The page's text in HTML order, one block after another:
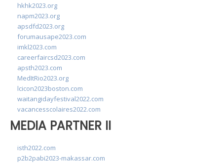
hkhk2023.org
napm2023.org
apsdfd2023.org
forumausape2023.com
imkl2023.com
careerfaircsd2023.com
apsth2023.com
MedItRio2023.org
lcicon2023boston.com
waitangidayfestival2022.com
vacancesscolaires2022.com
MEDIA PARTNER II
isth2022.com
p2b2pabi2023-makassar.com